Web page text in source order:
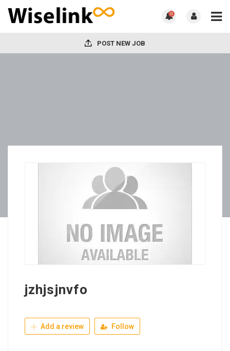
0
POST NEW JOB
jzhjsjnvfo
Add a review Follow